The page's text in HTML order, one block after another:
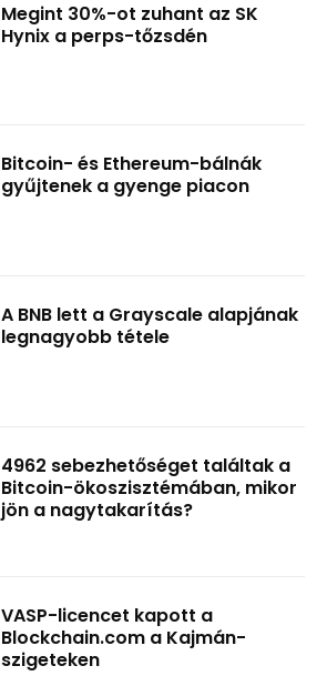
Megint 30%-ot zuhant az SK
Hynix a perps-tőzsdén
Bitcoin- és Ethereum-bálnák
gyűjtenek a gyenge piacon
A BNB lett a Grayscale alapjának
legnagyobb tétele
4962 sebezhetőséget találtak a
Bitcoin-ökoszisztémában, mikor
jön a nagytakarítás?
VASP-licencet kapott a
Blockchain.com a Kajmán-
szigeteken